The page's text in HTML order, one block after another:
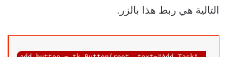
التالية هي ربط هذا بالزر.